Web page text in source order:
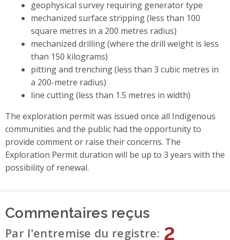
geophysical survey requiring generator type
mechanized surface stripping (less than 100
square metres in a 200 metres radius)
mechanized drilling (where the drill weight is less
than 150 kilograms)
pitting and trenching (less than 3 cubic metres in
a 200-metre radius)
line cutting (less than 1.5 metres in width)
The exploration permit was issued once all Indigenous
communities and the public had the opportunity to
provide comment or raise their concerns. The
Exploration Permit duration will be up to 3 years with the
possibility of renewal.
Commentaires reçus
Par l'entremise du registre 2